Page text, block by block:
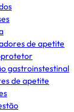
de apetite
gastroinstestinal
de apetite